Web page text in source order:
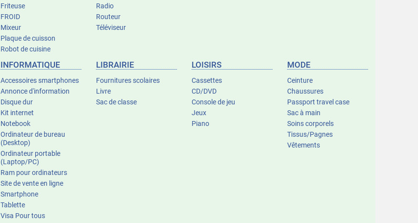
Friteuse
FROID
Mixeur
Plaque de cuisson
Robot de cuisine
Radio
Routeur
Téléviseur
INFORMATIQUE
Accessoires smartphones
Annonce d'information
Disque dur
Kit internet
Notebook
Ordinateur de bureau
(Desktop)
Ordinateur portable
(Laptop/PC)
Ram pour ordinateurs
Site de vente en ligne
Smartphone
Tablette
Visa Pour tous
LIBRAIRIE
Fournitures scolaires
Livre
Sac de classe
LOISIRS
Cassettes
CD/DVD
Console de jeu
Jeux
Piano
MODE
Ceinture
Chaussures
Passport travel case
Sac à main
Soins corporels
Tissus/Pagnes
Vêtements